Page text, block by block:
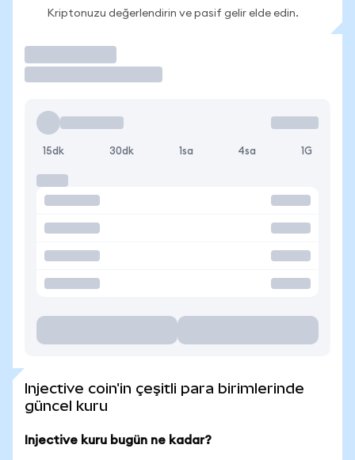
Kriptonuzu değerlendirin ve pasif gelir elde edin.
15dk 30dk 1sa 4sa 1G
Injective coin'in çeşitli para birimlerinde
güncel kuru
Injective kuru bugün ne kadar?